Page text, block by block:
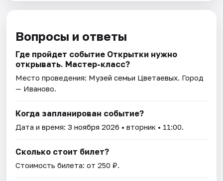
Вопросы и ответы
Где пройдет событие Открытки нужно
открывать. Мастер-класс?
Место проведения: Музей семьи Цветаевых. Город
— Иваново.
Когда запланирован событие?
Дата и время:3 ноября 2026 • вторник • 11:00.
Сколько стоит билет?
Стоимость билета: от 250 ₽.